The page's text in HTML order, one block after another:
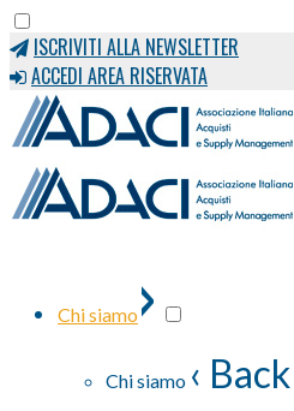
ISCRIVITI ALLA NEWSLETTER
ACCEDI AREA RISERVATA
Chi siamo ›
Chi siamo ‹ Back